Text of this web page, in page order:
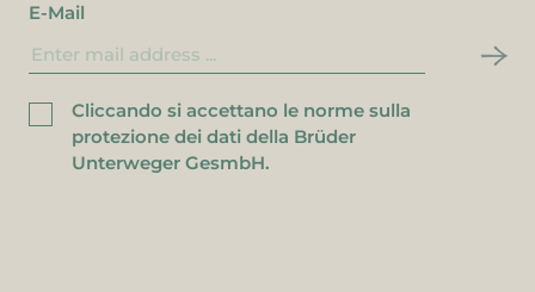
E-Mail
Cliccando si accettano le norme sulla
protezione dei dati della Brüder
Unterweger GesmbH.